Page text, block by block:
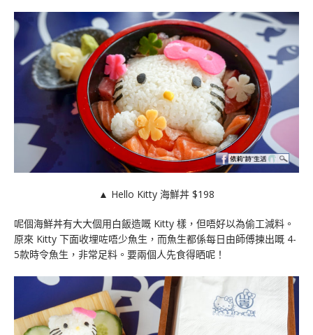
▲ Hello Kitty 海鮮丼 $198
呢個海鮮丼有大大個用白飯造嘅 Kitty 樣，但唔好以為偷工減料。
原來 Kitty 下面收埋咗唔少魚生，而魚生都係每日由師傅揀出嘅 4-
5款時令魚生，非常足料。要兩個人先食得晒呢！